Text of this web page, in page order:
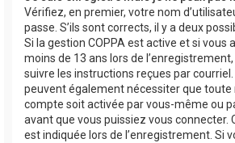
Vérifiez, en premier, votre nom
passe. S’ils sont corrects, il y a deux
Si la gestion COPPA est active et si vous
moins de 13 ans lors de
suivre les instructions reçues par
peuvent également nécessiter que toute
compte soit activée par vous-même ou
avant que vous puissiez vous connecter.
est indiquée lors de l’enregistrement. Si